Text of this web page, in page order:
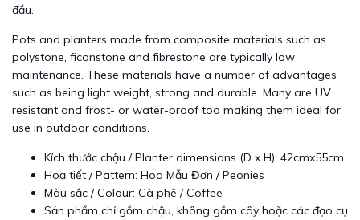
đầu.
Pots and planters made from composite materials such as
polystone, ficonstone and fibrestone are typically low
maintenance. These materials have a number of advantages
such as being light weight, strong and durable. Many are UV
resistant and frost- or water-proof too making them ideal for
use in outdoor conditions.
Kích thước chậu / Planter dimensions (D x H): 42cmx55cm
Hoạ tiết / Pattern: Hoa Mẫu Đơn / Peonies
Màu sắc / Colour: Cà phê / Coffee
Sản phẩm chỉ gồm chậu, không gồm cây hoặc các đạo cụ